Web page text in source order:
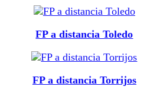
FP a distancia Toledo
FP a distancia Torrijos